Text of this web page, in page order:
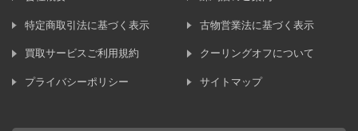
特定商取引法に基づく表示 古物営業法に基づく表示
買取サービスご利用規約 クーリングオフについて
プライバシーポリシー サイトマップ